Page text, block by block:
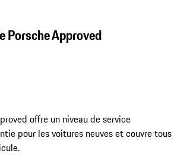
Porsche Approved
offre un niveau de service
pour les voitures neuves et couvre tous